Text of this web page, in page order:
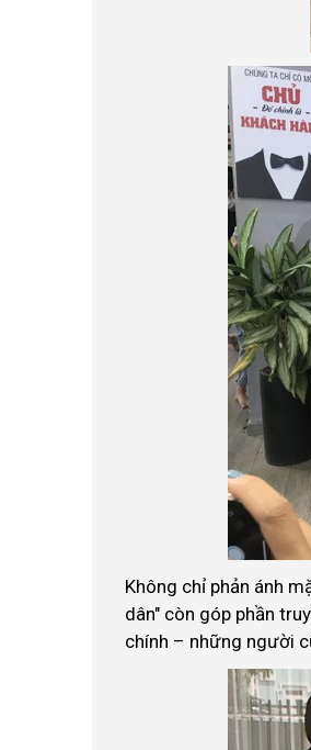
Không chỉ phản ánh
dân" còn góp phần
chính – những người